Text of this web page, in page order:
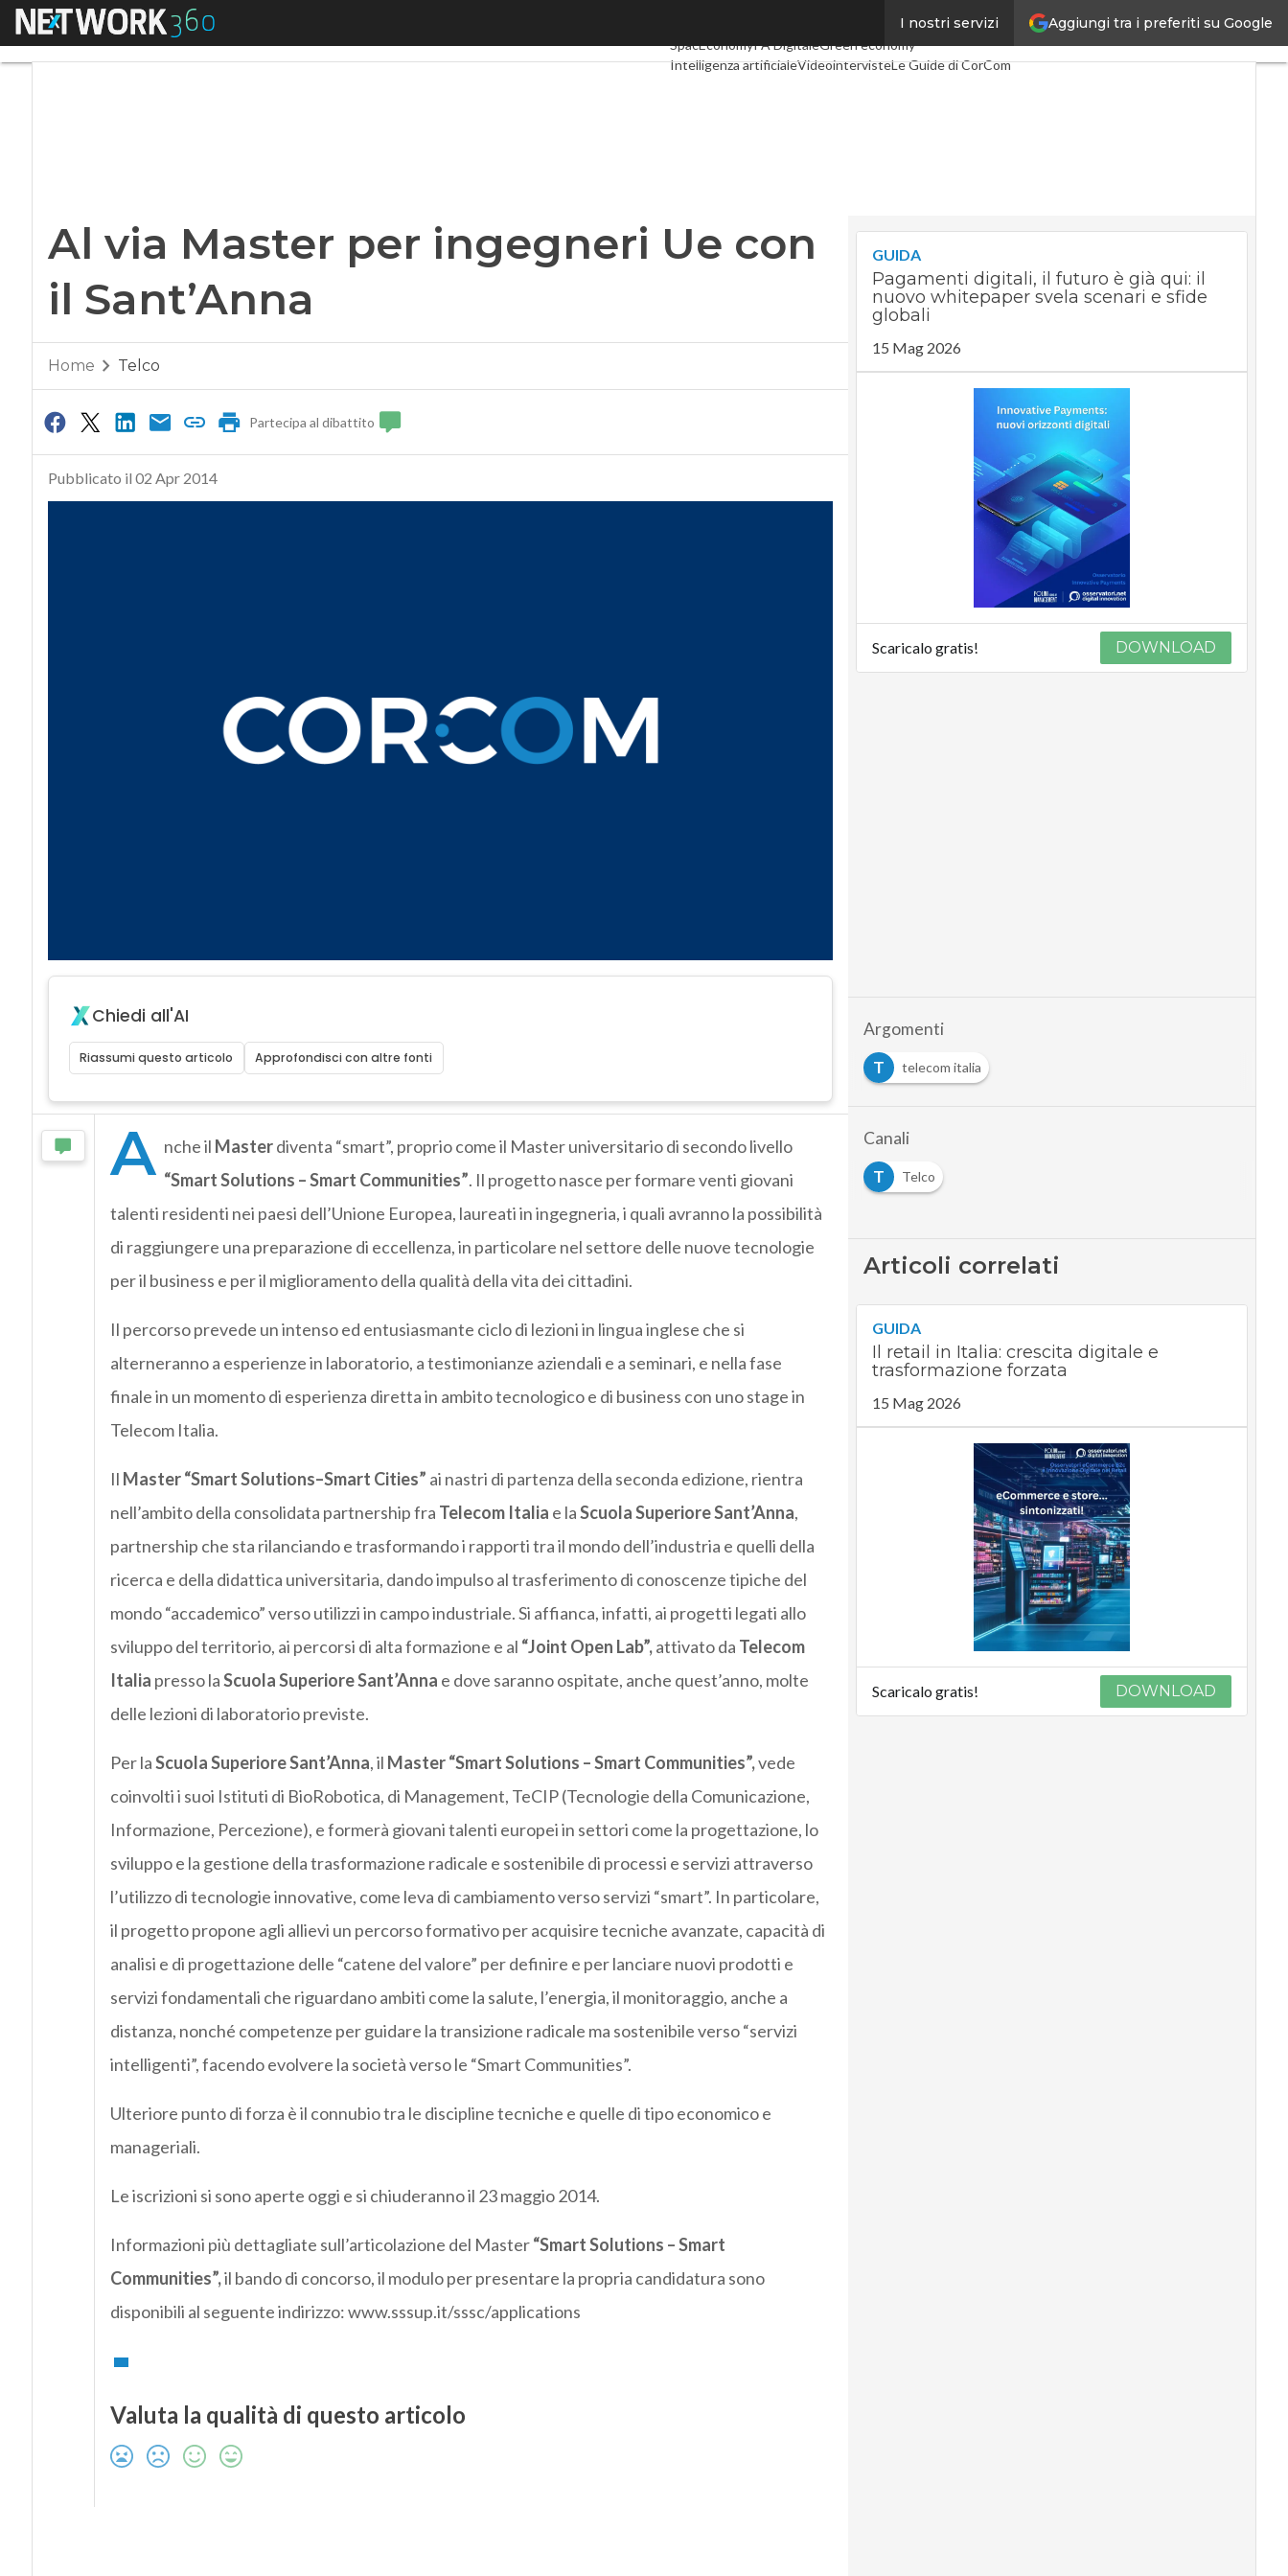
Aggiungi tra i preferiti su Google
I nostri servizi
Menu
Industria 4.0
SpacEconomyPA DigitaleGreen economy
Intelligenza artificialeVideointervisteLe Guide di CorCom
Al via Master per ingegneri Ue con
il Sant’Anna
Home Telco
Partecipa al dibattito
Pubblicato il 02 Apr 2014
Chiedi all'AI
Riassumi questo articolo Approfondisci con altre fonti
A nche il Masterdiventa “smart”, proprio come il Master universitario di secondo livello
“Smart Solutions – Smart Communities”. Il progetto nasce per formare venti giovani
talenti residenti nei paesi dell’Unione Europea, laureati in ingegneria, i quali avranno la possibilità
di raggiungere una preparazione di eccellenza, in particolare nel settore delle nuove tecnologie
per il business e per il miglioramento della qualità della vita dei cittadini.
Il percorso prevede un intenso ed entusiasmante ciclo di lezioni in lingua inglese che si
alterneranno a esperienze in laboratorio, a testimonianze aziendali e a seminari, e nella fase
finale in un momento di esperienza diretta in ambito tecnologico e di business con uno stage in
Telecom Italia.
Il Master “Smart Solutions–Smart Cities” ai nastri di partenza della seconda edizione, rientra
nell’ambito della consolidata partnership fra Telecom Italia e laScuola Superiore Sant’Anna,
partnership che sta rilanciando e trasformando i rapporti tra il mondo dell’industria e quelli della
ricerca e della didattica universitaria, dando impulso al trasferimento di conoscenze tipiche del
mondo “accademico” verso utilizzi in campo industriale. Si affianca, infatti, ai progetti legati allo
sviluppo del territorio, ai percorsi di alta formazione e al “Joint Open Lab”,attivato da Telecom
Italia presso laScuola Superiore Sant’Anna e dove saranno ospitate, anche quest’anno, molte
delle lezioni di laboratorio previste.
Per laScuola Superiore Sant’Anna, il Master “Smart Solutions – Smart Communities”,vede
coinvolti i suoi Istituti di BioRobotica, di Management, TeCIP (Tecnologie della Comunicazione,
Informazione, Percezione), e formerà giovani talenti europei in settori come la progettazione, lo
sviluppo e la gestione della trasformazione radicale e sostenibile di processi e servizi attraverso
l’utilizzo di tecnologie innovative, come leva di cambiamento verso servizi “smart”. In particolare,
il progetto propone agli allievi un percorso formativo per acquisire tecniche avanzate, capacità di
analisi e di progettazione delle “catene del valore” per definire e per lanciare nuovi prodotti e
servizi fondamentali che riguardano ambiti come la salute, l’energia, il monitoraggio, anche a
distanza, nonché competenze per guidare la transizione radicale ma sostenibile verso “servizi
intelligenti”, facendo evolvere la società verso le “Smart Communities”.
Ulteriore punto di forza è il connubio tra le discipline tecniche e quelle di tipo economico e
manageriali.
Le iscrizioni si sono aperte oggi e si chiuderanno il 23 maggio 2014.
Informazioni più dettagliate sull’articolazione del Master“Smart Solutions – Smart
Communities”,il bando di concorso, il modulo per presentare la propria candidatura sono
disponibili al seguente indirizzo: www.sssup.it/sssc/applications
Valuta la qualità di questo articolo
GUIDA
Pagamenti digitali, il futuro è già qui: il
nuovo whitepaper svela scenari e sfide
globali
15 Mag 2026
Scaricalo gratis! DOWNLOAD
Argomenti
T
telecom italia
Canali
T
Telco
Articoli correlati
GUIDA
Il retail in Italia: crescita digitale e
trasformazione forzata
15 Mag 2026
Scaricalo gratis! DOWNLOAD